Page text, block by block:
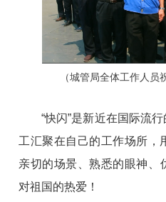
（城管局全体工作人员
“快闪”是新近在国际流
工汇聚在自己的工作场所，
亲切的场景、熟悉的眼神
对祖国的热爱！